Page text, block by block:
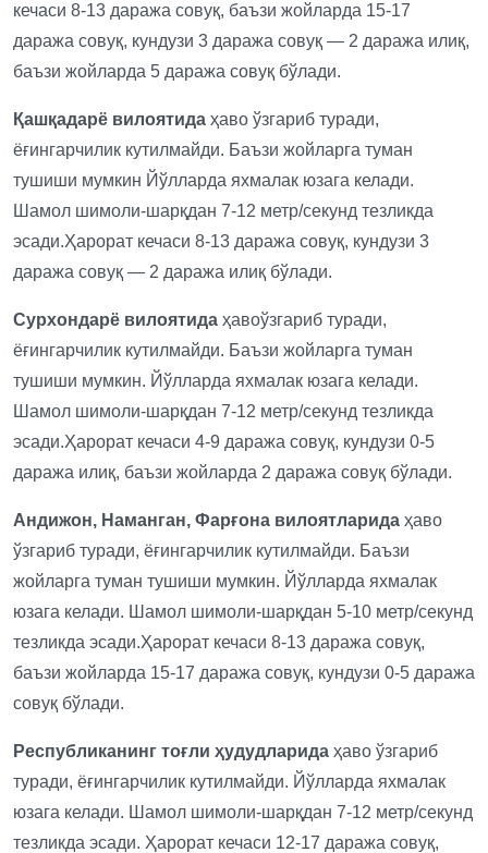
кечаси 8-13 даража совуқ, баъзи жойларда 15-17
даража совуқ, кундузи 3 даража совуқ — 2 даража илиқ,
баъзи жойларда 5 даража совуқ бўлади.
Қашқадарё вилоятида ҳаво ўзгариб туради,
ёғингарчилик кутилмайди. Баъзи жойларга туман
тушиши мумкин Йўлларда яхмалак юзага келади.
Шамол шимоли-шарқдан 7-12 метр/секунд тезликда
эсади.Ҳарорат кечаси 8-13 даража совуқ, кундузи 3
даража совуқ — 2 даража илиқ бўлади.
Сурхондарё вилоятида ҳавоўзгариб туради,
ёғингарчилик кутилмайди. Баъзи жойларга туман
тушиши мумкин. Йўлларда яхмалак юзага келади.
Шамол шимоли-шарқдан 7-12 метр/секунд тезликда
эсади.Ҳарорат кечаси 4-9 даража совуқ, кундузи 0-5
даража илиқ, баъзи жойларда 2 даража совуқ бўлади.
Андижон, Наманган, Фарғона вилоятларида ҳаво
ўзгариб туради, ёғингарчилик кутилмайди. Баъзи
жойларга туман тушиши мумкин. Йўлларда яхмалак
юзага келади. Шамол шимоли-шарқдан 5-10 метр/секунд
тезликда эсади.Ҳарорат кечаси 8-13 даража совуқ,
баъзи жойларда 15-17 даража совуқ, кундузи 0-5 даража
совуқ бўлади.
Республиканинг тоғли ҳудудларида ҳаво ўзгариб
туради, ёғингарчилик кутилмайди. Йўлларда яхмалак
юзага келади. Шамол шимоли-шарқдан 7-12 метр/секунд
тезликда эсади. Ҳарорат кечаси 12-17 даража совуқ,